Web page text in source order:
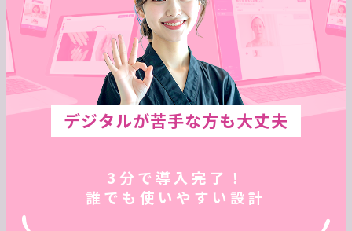
デジタルが苦手な方も大丈夫
3分で導入完了！
誰でも使いやすい設計